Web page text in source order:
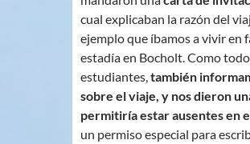
cual explicaban la razón del
ejemplo que íbamos a vivir en
estadía en Bocholt. Como
estudiantes,también
sobre el viaje, y nos dieron
permitiría estar ausentes en
un permiso especial para